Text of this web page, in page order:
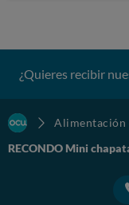
¿Quieres recibir
Alimentación
RECONDO Mini